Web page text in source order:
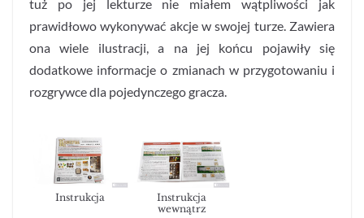
tuż po jej lekturze nie miałem wątpliwości jak
prawidłowo wykonywać akcje w swojej turze. Zawiera
ona wiele ilustracji, a na jej końcu pojawiły się
dodatkowe informacje o zmianach w przygotowaniu i
rozgrywce dla pojedynczego gracza.
Instrukcja
Instrukcja
wewnątrz